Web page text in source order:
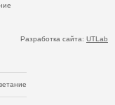
Разработка сайта: UTLab